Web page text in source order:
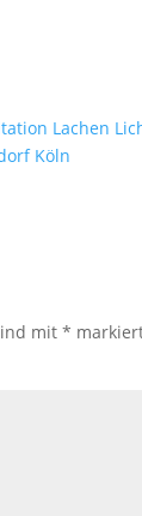
mit*